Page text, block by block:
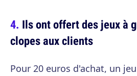
Ils ont offert des jeux à
clopes aux clients
Pour 20 euros d'achat, un